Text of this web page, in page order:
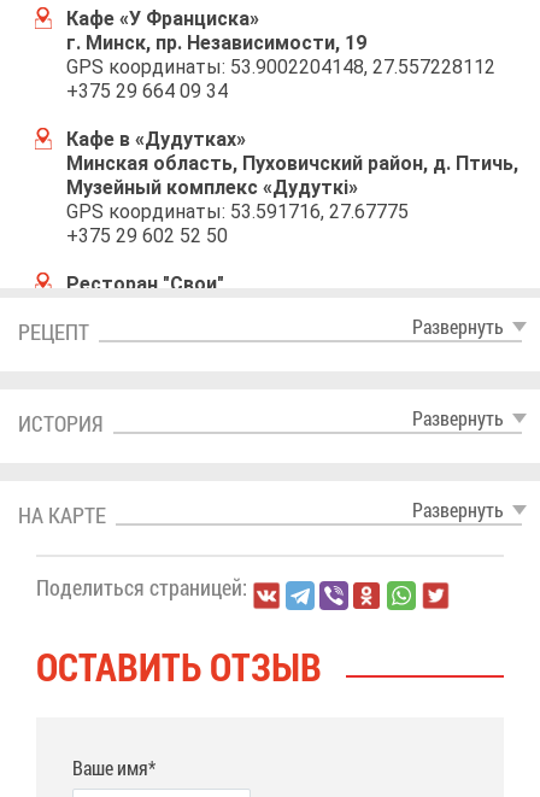
Ка­фе «У Фран­цис­ка»
г. Минск, пр. Неза­ви­си­мо­сти, 19
GPS ко­ор­ди­на­ты: 53.9002204148, 27.557228112
+375 29 664 09 34
Ка­фе в «Ду­дут­ках»
Мин­ская об­ласть, Пу­хо­вич­ский рай­он, д. Птичь,
Му­зей­ный ком­плекс «Ду­дут­кi»
GPS ко­ор­ди­на­ты: 53.591716, 27.67775
+375 29 602 52 50
Ре­сто­ран "Свои"
GPS ко­ор­ди­на­ты: 53.900793, 27.560038Раз­вер­нуть
РЕ­ЦЕПТ
Раз­вер­нуть
ИС­ТО­РИЯ
Раз­вер­нуть
НА КАР­ТЕ
По­де­лить­ся стра­ни­цей:
ОСТА­ВИТЬ ОТ­ЗЫВ
Ваше имя*